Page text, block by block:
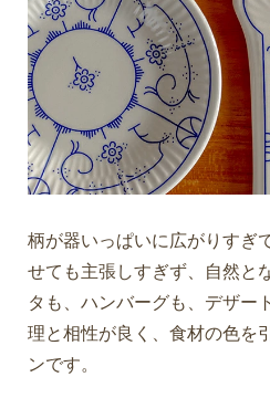
柄が器いっぱいに広がりすぎ
せても主張しすぎず、自然と
タも、ハンバーグも、デザー
理と相性が良く、食材の色を
ンです。